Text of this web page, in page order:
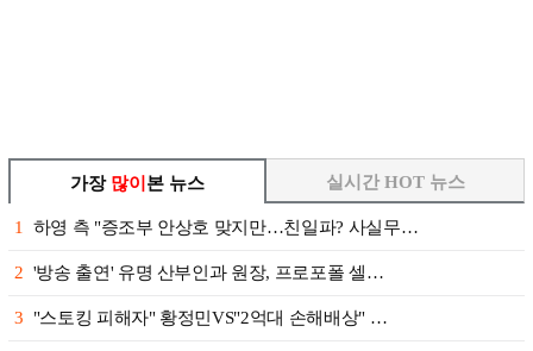
가장 많이 본 뉴스
1 하영 측 "증조부 안상호 맞지만…친일파? 사실무…
2 '방송 출연' 유명 산부인과 원장, 프로포폴 셀…
3 "스토킹 피해자" 황정민VS"2억대 손해배상" …
실시간 HOT 뉴스